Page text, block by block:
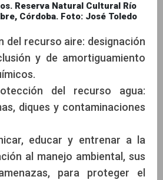
Reserva Natural Cultural Río
Córdoba. Foto: José Toledo
recurso aire: designación
y de amortiguamiento
del recurso agua:
diques y contaminaciones
educar y entrenar a la
al manejo ambiental, sus
para proteger el